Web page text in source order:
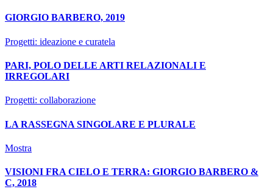
GIORGIO BARBERO, 2019
Progetti: ideazione e curatela
PARI, POLO DELLE ARTI RELAZIONALI E
IRREGOLARI
Progetti: collaborazione
LA RASSEGNA SINGOLARE E PLURALE
Mostra
VISIONI FRA CIELO E TERRA: GIORGIO BARBERO &
C, 2018